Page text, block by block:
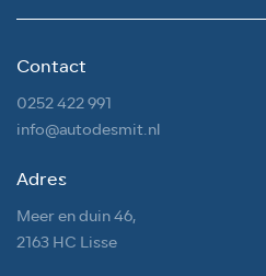
Contact
0252 422 991
info@autodesmit.nl
Adres
Meer en duin 46,
2163 HC Lisse